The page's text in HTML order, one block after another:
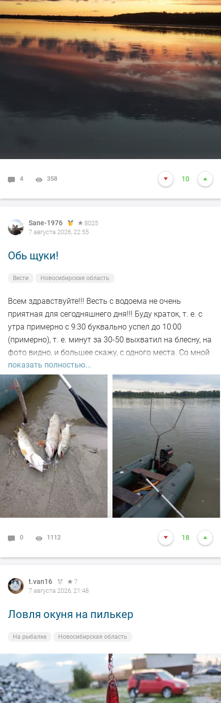
4 358 10
Sane-1976
8025
7 августа 2026, 22:55
Обь щуки!
Вести Новосибирская область
Всем здравствуйте!!! Весть с водоема не очень
приятная для сегодняшнего дня!!! Буду краток, т. е. с
утра примерно с 9:30 буквально успел до 10:00
(примерно), т. е. минут за 30-50 выхватил на блесну, на
фото видно, и большее скажу, с одного места. Со мной
был рыбак, который рыбачил с берега, т. е. я его увез
на остров на белую рыбу, а сам дальше, как обычно, по
корягам. Уже много написал)))). Так вот, сегодня
долбил до вечера выхода не как от слова совсем!!! Но
произошло не которое событие. Я предупредил деда
т.е собирайся домой, а сам от него 100м. И в отвес
между бревен я опустил блесну и понятно толи зацеп,
толи рыба, да оказалось опять дур махина, но я думаю
14-15 это точно. Так вот она меня помучила и я ее в
подскак, сильно ударила и в сплеск. Как так
получилось что в посадке осталась одна блесна. Ну и
как всегда вам нхнч!!!
показать полностью...
0 1112 18
t.van16
7
7 августа 2026, 21:48
Ловля окуня на пилькер
На рыбалке Новосибирская область